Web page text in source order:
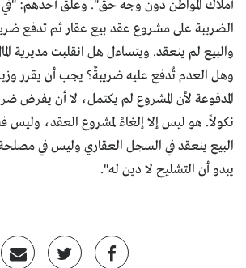
أملاك المواطن دون وجه حق". وعلق أحدهم:
الضريبة على مشروع عقد بيع عقار ثم تدفع
والبيع لم ينعقد. ويتساءل هل انقلبت مديرية
وهل العدم تُدفع عليه ضريبةٌ؟ يجب أن يقرر وزير
المدفوعة لأن المشروع لم يكتمل، لا أن يفرض
نكولاً. هو ليس إلا إلغاءً لمشروع العقد، وليس
البيع ينعقد في السجل العقاري وليس في
يبدو أن التشليح لا دين له".